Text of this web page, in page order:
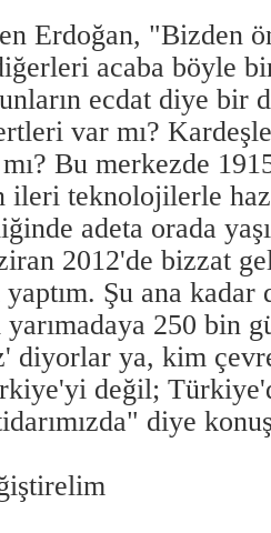
Erdoğan, "Bizden
acaba böyle
ecdat diye bir
var mı?
Bu merkezde
teknolojilerle
adeta orada
2012'de bizzat
yaptım. Şu ana
250 bin
ya, kim
değil;
diye